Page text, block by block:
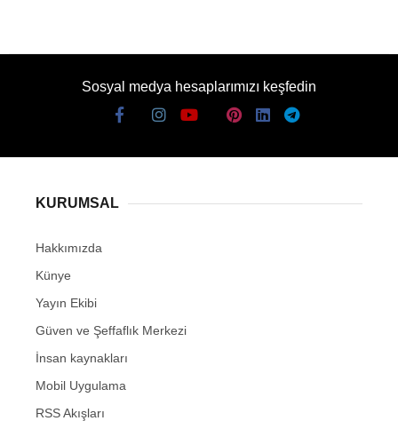
Sosyal medya hesaplarımızı keşfedin
KURUMSAL
Hakkımızda
Künye
Yayın Ekibi
Güven ve Şeffaflık Merkezi
İnsan kaynakları
Mobil Uygulama
RSS Akışları